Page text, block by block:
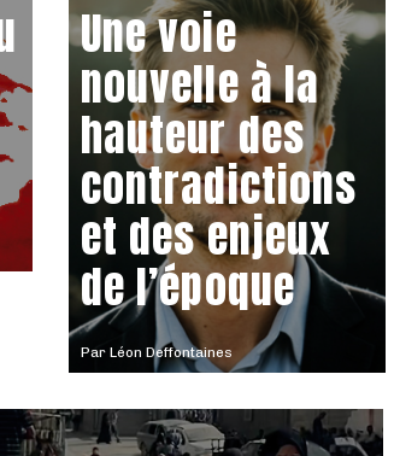
Par Léon Deffontaines
Une voie
nouvelle à la
hauteur des
contradictions
et des enjeux
de l’époque